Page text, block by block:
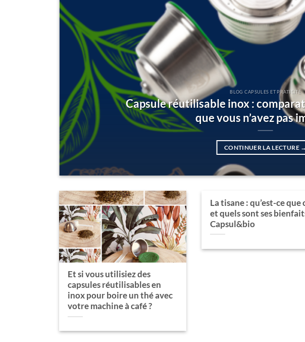
BLOG CAPSULES ET PRATICITÉ
Capsule réutilisable inox :
que vous n’avez pas
CONTINUER LA LECTURE →
Et si vous utilisiez des
capsules réutilisables en
inox pour boire un thé avec
votre machine à café ?
La tisane : qu’est-ce que
et quels sont ses
Capsul&bio